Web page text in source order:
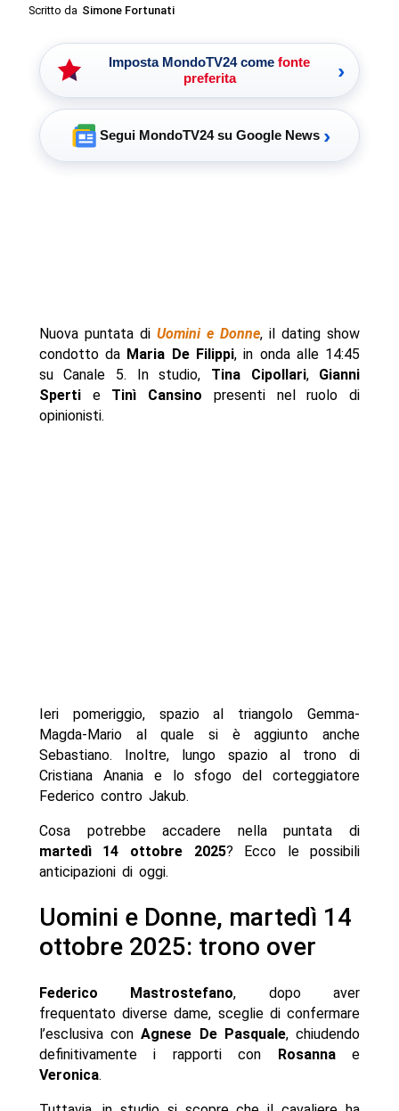
Scritto da Simone Fortunati
Imposta MondoTV24 come fonte
preferita
›
Segui MondoTV24 su Google News ›
Nuova puntata di Uomini e Donne, il dating show
condotto da Maria De Filippi, in onda alle 14:45
su Canale 5. In studio, Tina Cipollari, Gianni
Spertie Tinì Cansino presenti nel ruolo di
opinionisti.
Ieri pomeriggio, spazio al triangolo Gemma-
Magda-Mario al quale si è aggiunto anche
Sebastiano. Inoltre, lungo spazio al trono di
Cristiana Anania e lo sfogo del corteggiatore
Federico contro Jakub.
Cosa potrebbe accadere
nella puntata di
martedì 14 ottobre 2025? Ecco le possibili
anticipazioni di oggi.
Uomini e Donne, martedì 14
ottobre 2025: trono over
Federico Mastrostefano, dopo aver
frequentato diverse dame, sceglie di confermare
l’esclusiva conAgnese De Pasquale, chiudendo
definitivamente i rapporti con Rosannae
Veronica.